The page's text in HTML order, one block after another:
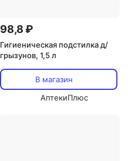
98,8 ₽
Гигиеническая подстилка д/
грызунов, 1,5 л
В магазин
АптекиПлюс